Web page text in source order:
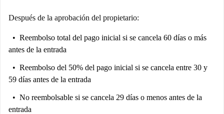
Después de la aprobación del propietario:
Reembolso total del pago inicial si se cancela 60 días o más
antes de la entrada
Reembolso del 50% del pago inicial si se cancela entre 30 y
59 días antes de la entrada
No reembolsable si se cancela 29 días o menos antes de la
entrada